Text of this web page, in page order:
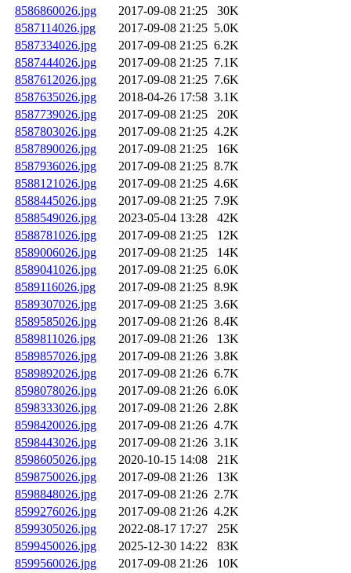
8586860026.jpg
2017-09-08 21:25
30K
8587114026.jpg
2017-09-08 21:25 5.0K
8587334026.jpg
2017-09-08 21:25 6.2K
8587444026.jpg
2017-09-08 21:25 7.1K
8587612026.jpg
2017-09-08 21:25 7.6K
8587635026.jpg
2018-04-26 17:58 3.1K
8587739026.jpg
2017-09-08 21:25
20K
8587803026.jpg
2017-09-08 21:25 4.2K
8587890026.jpg
2017-09-08 21:25
16K
8587936026.jpg
2017-09-08 21:25 8.7K
8588121026.jpg
2017-09-08 21:25 4.6K
8588445026.jpg
2017-09-08 21:25 7.9K
8588549026.jpg
2023-05-04 13:28
42K
8588781026.jpg
2017-09-08 21:25
12K
8589006026.jpg
2017-09-08 21:25
14K
8589041026.jpg
2017-09-08 21:25 6.0K
8589116026.jpg
2017-09-08 21:25 8.9K
8589307026.jpg
2017-09-08 21:25 3.6K
8589585026.jpg
2017-09-08 21:26 8.4K
8589811026.jpg
2017-09-08 21:26
13K
8589857026.jpg
2017-09-08 21:26 3.8K
8589892026.jpg
2017-09-08 21:26 6.7K
8598078026.jpg
2017-09-08 21:26 6.0K
8598333026.jpg
2017-09-08 21:26 2.8K
8598420026.jpg
2017-09-08 21:26 4.7K
8598443026.jpg
2017-09-08 21:26 3.1K
8598605026.jpg
2020-10-15 14:08
21K
8598750026.jpg
2017-09-08 21:26
13K
8598848026.jpg
2017-09-08 21:26 2.7K
8599276026.jpg
2017-09-08 21:26 4.2K
8599305026.jpg
2022-08-17 17:27
25K
8599450026.jpg
2025-12-30 14:22
83K
8599560026.jpg
2017-09-08 21:26
10K